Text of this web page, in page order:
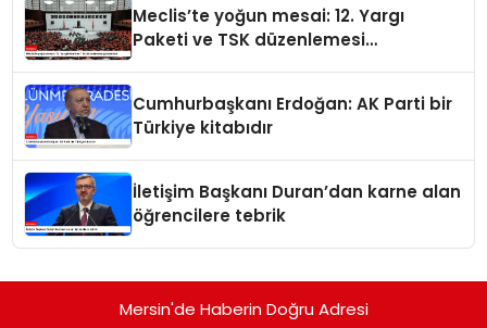
Meclis’te yoğun mesai: 12. Yargı
Paketi ve TSK düzenlemesi
Cumhurbaşkanı Erdoğan: AK Parti bir
Türkiye kitabıdır
İletişim Başkanı Duran’dan karne alan
öğrencilere tebrik
Mersin'de Haberin Doğru Adresi